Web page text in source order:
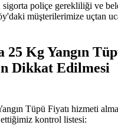
sigorta poliçe gerekliliği ve
müşterilerimize uçtan
Kg Yangın
Dikkat Edilmesi
Tüpü Fiyatı hizmeti
kontrol listesi: